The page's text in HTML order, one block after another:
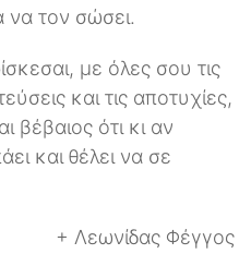
να τον σώσει.
με όλες σου τις
και τις αποτυχίες,
βέβαιος ότι κι αν
και θέλει να σε
+ Λεωνίδας Φέγγος